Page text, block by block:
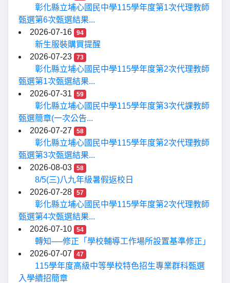
彰化縣立埔心國民中學115學年度第1次代理教師
甄選第6次甄選結果...
2026-07-16
94
新生服裝購買提醒
2026-07-23
73
彰化縣立埔心國民中學115學年度第2次代理教師
甄選第1次甄選結果...
2026-07-31
59
彰化縣立埔心國民中學115學年度第3次代課教師
甄選簡章(一次公告...
2026-07-27
58
彰化縣立埔心國民中學115學年度第2次代理教師
甄選第3次甄選結果...
2026-08-03
58
8/5(三)八九年級暑假返校日
2026-07-28
57
彰化縣立埔心國民中學115學年度第2次代理教師
甄選第4次甄選結果...
2026-07-10
54
轉知──修正「學校輔導工作場所設置基準修正」
2026-07-07
47
115學年度高級中等學校特色招生專業群科甄選
入學續招簡章